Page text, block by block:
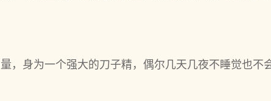
，身为一个强大的刀子精，偶尔几天几夜不睡觉也不